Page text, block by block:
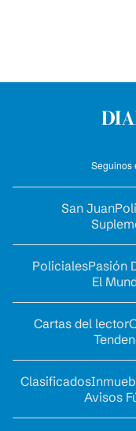
Seguinos
San Juan
PolicialesPasión
El
Cartas del lector
Clasificados
Avisos